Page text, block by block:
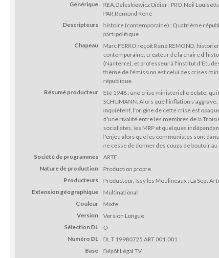
Générique
REA,Deleskiewicz Didier ; PRO,Neil
PAR,Rémond René
Descripteurs
histoire (contemporaine) ; Quatrième
parti politique
Chapeau
Marc FERRO reçoit René REMOND,
contemporaine, créateur de la chaire
(Nanterre), et professeur à l'Institut
thème de l'émission est celui des crises
république.
Résumé producteur
Eté 1948 : une crise ministérielle éclate, qui
SCHUMANN. Alors que l'inflation
inquiètent, l'origine de cette crise est
d'une rivalité entre les membres de la
socialistes, les MRP et quelques
l'enjeu alors que les communistes sont
ne cesse de donner des coups de boutoir
Société de programmes
ARTE
Nature de production
Production propre
Producteurs
Producteur, Issy les Moulineaux : La Sept
Extension géographique
Multinational
Couleur
Mixte
Version
Version Longue
Sélection DL
O
Numéro DL
DL T 19980725 ART 001.001
Base
Dépôt Légal TV